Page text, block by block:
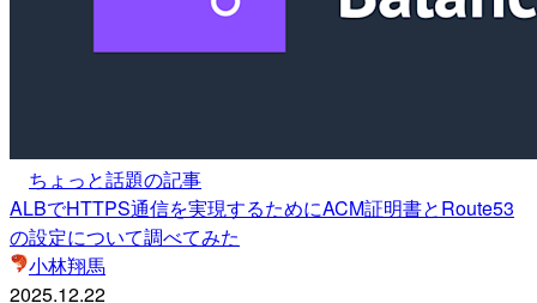
ちょっと話題の記事
ALBでHTTPS通信を実現するためにACM証明書とRoute53
の設定について調べてみた
小林翔馬
2025.12.22